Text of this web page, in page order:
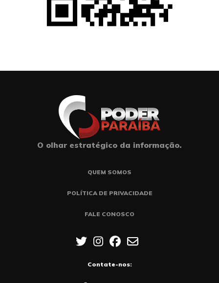
O olhar estratégico da informação.
QUEM SOMOS
POLÍTICA DE PRIVACIDADE
FALE CONOSCO
Contate-nos: